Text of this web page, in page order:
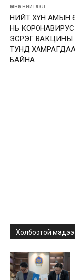
өмнөх нийтлэл
НИЙТ ХҮН АМЫН
НЬ
ЭСРЭГ ВАКЦИНЫ
ТУНД
БАЙНА
Холбоотой мэдээ